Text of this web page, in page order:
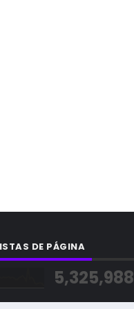
DE PÁGINA
5,325,988